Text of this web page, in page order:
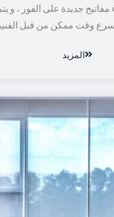
مفاتيح جديدة على الفور ، و
المزيد